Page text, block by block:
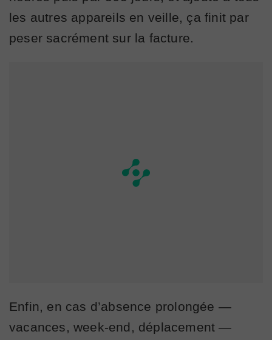
les autres appareils en veille, ça finit par
peser sacrément sur la facture.
Enfin, en cas d’absence prolongée —
vacances, week-end, déplacement —